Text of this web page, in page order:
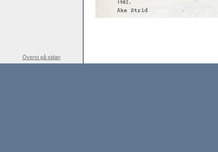
Överst på sidan